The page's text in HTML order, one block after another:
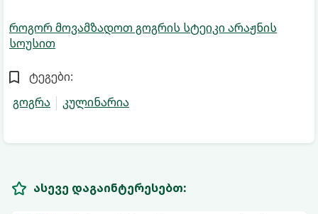
როგორ მოვამზადოთ გოგრის სტეიკი არაჟნის
სოუსით
ტეგები:
გოგრა
კულინარია
ასევე დაგაინტერესებთ: